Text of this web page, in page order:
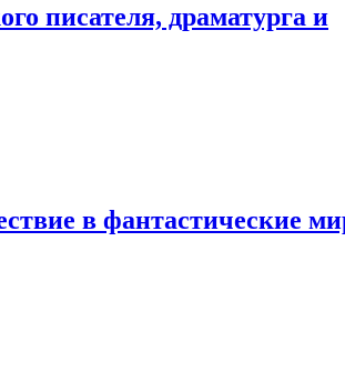
писателя, драматурга и
в фантастические